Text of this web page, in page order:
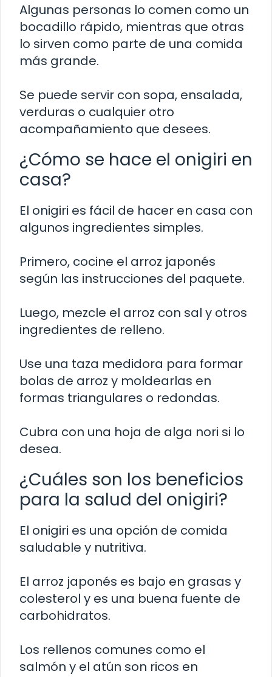
Algunas personas lo comen como un
bocadillo rápido, mientras que otras
lo sirven como parte de una comida
más grande.
Se puede servir con sopa, ensalada,
verduras o cualquier otro
acompañamiento que desees.
¿Cómo se hace el onigiri en
casa?
El onigiri es fácil de hacer en casa con
algunos ingredientes simples.
Primero, cocine el arroz japonés
según las instrucciones del paquete.
Luego, mezcle el arroz con sal y otros
ingredientes de relleno.
Use una taza medidora para formar
bolas de arroz y moldearlas en
formas triangulares o redondas.
Cubra con una hoja de alga nori si lo
desea.
¿Cuáles son los beneficios
para la salud del onigiri?
El onigiri es una opción de comida
saludable y nutritiva.
El arroz japonés es bajo en grasas y
colesterol y es una buena fuente de
carbohidratos.
Los rellenos comunes como el
salmón y el atún son ricos en